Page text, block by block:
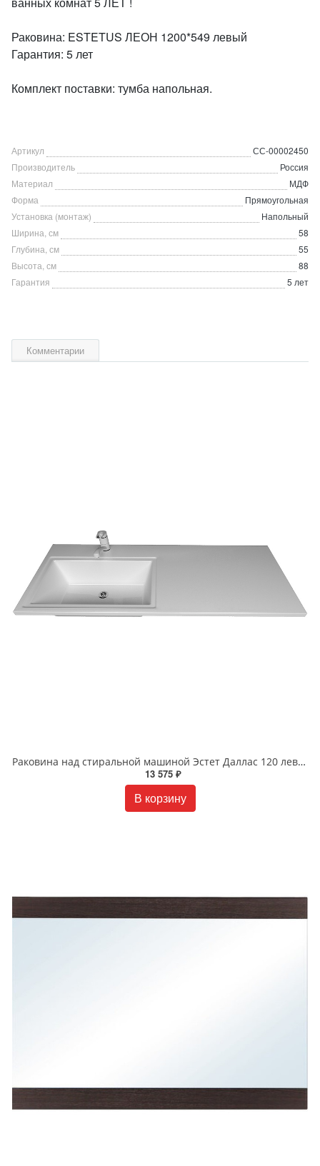
Раковина: ESTETUS ЛЕОН 1200*549 левый
Гарантия: 5 лет
Комплект поставки: тумба напольная.
Артикул
СС-00002450
Производитель
Россия
Материал
МДФ
Форма
Прямоугольная
Установка (монтаж)
Напольный
Ширина, см
58
Глубина, см
55
Высота, см
88
Гарантия
5 лет
Комментарии
Раковина над стиральной машиной Эстет Даллас 120 левая белая СС-00000367
13 575 ₽
В корзину